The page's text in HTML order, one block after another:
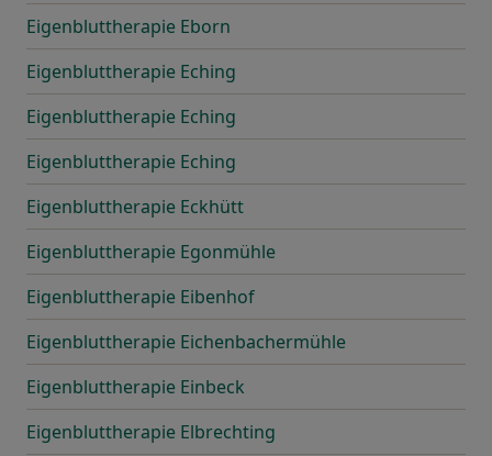
Eigenbluttherapie Eborn
Eigenbluttherapie Eching
Eigenbluttherapie Eching
Eigenbluttherapie Eching
Eigenbluttherapie Eckhütt
Eigenbluttherapie Egonmühle
Eigenbluttherapie Eibenhof
Eigenbluttherapie Eichenbachermühle
Eigenbluttherapie Einbeck
Eigenbluttherapie Elbrechting